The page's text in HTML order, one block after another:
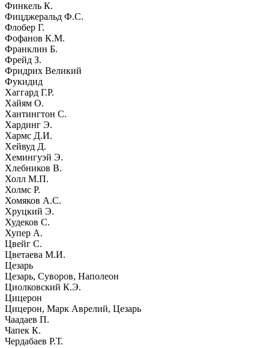
Финкель К.
Фицджеральд Ф.С.
Флобер Г.
Фофанов К.М.
Франклин Б.
Фрейд З.
Фридрих Великий
Фукидид
Хаггард Г.Р.
Хайям О.
Хантингтон С.
Хардинг Э.
Хармс Д.И.
Хейвуд Д.
Хемингуэй Э.
Хлебников В.
Холл М.П.
Холмс Р.
Хомяков А.С.
Хруцкий Э.
Худеков С.
Хупер А.
Цвейг С.
Цветаева М.И.
Цезарь
Цезарь, Суворов, Наполеон
Циолковский К.Э.
Цицерон
Цицерон, Марк Аврелий, Цезарь
Чаадаев П.
Чапек К.
Чердабаев Р.Т.